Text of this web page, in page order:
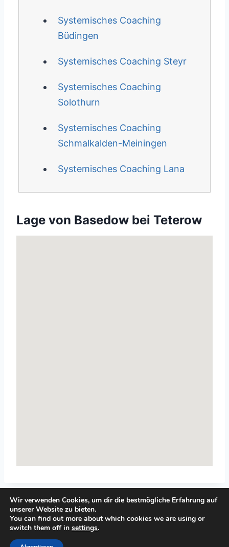
Systemisches Coaching
Büdingen
Systemisches Coaching Steyr
Systemisches Coaching
Solothurn
Systemisches Coaching
Schmalkalden-Meiningen
Systemisches Coaching Lana
Lage von Basedow bei Teterow
© 2026 Top-Systemisches-Coaching.de
Wir verwenden Cookies, um dir die bestmögliche Erfahrung auf
unserer Website zu bieten.
You can find out more about which cookies we are using or
switch them off in settings.